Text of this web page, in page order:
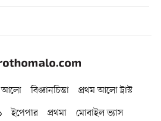
আলো বিজ্ঞানচিন্তা
প্রথম আলো ট্রাস্ট
ইপেপার প্রথমা মোবাইল ভ্যাস